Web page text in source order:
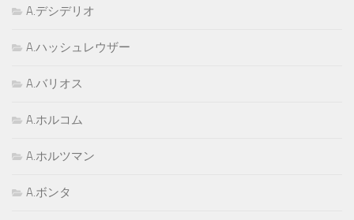
A.デシデリオ
A.ハッシュレウザー
A.バリオス
A.ホルコム
A.ホルツマン
A.ボンタ